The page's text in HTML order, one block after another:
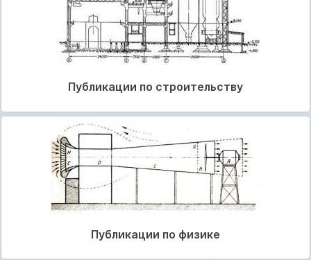
Публикации по строительству
Публикации по физике